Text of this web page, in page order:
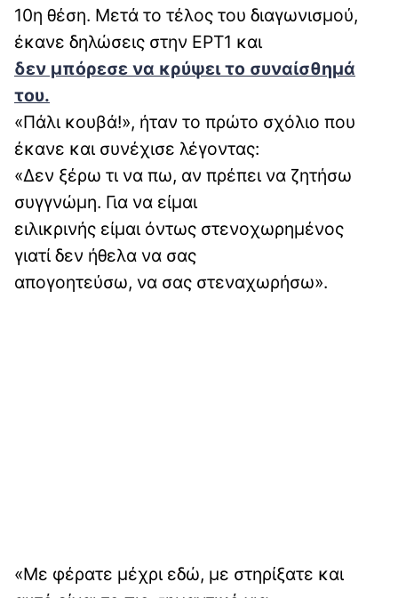
10η θέση. Μετά το τέλος του διαγωνισμού,
έκανε δηλώσεις στην ΕΡΤ1 και
δεν μπόρεσε να κρύψει το συναίσθημά
του.
«Πάλι κουβά!», ήταν το πρώτο σχόλιο που
έκανε και συνέχισε λέγοντας:
«Δεν ξέρω τι να πω, αν πρέπει να ζητήσω
συγγνώμη. Για να είμαι
ειλικρινής είμαι όντως στενοχωρημένος
γιατί δεν ήθελα να σας
απογοητεύσω, να σας στεναχωρήσω».
«Με φέρατε μέχρι εδώ, με στηρίξατε και